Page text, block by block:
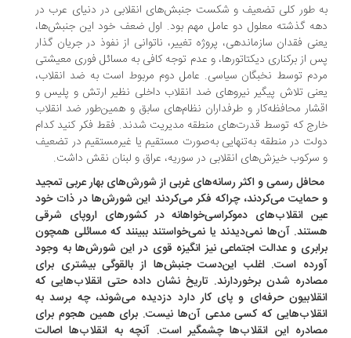
طور کلی تضعیف و شکست جنبش‌های انقلابی در دنیای عرب در
گذشته معلول دو عامل مهم بود. اول ضعف خود این جنبش‌ها،
فقدان سازماندهی، پروژه تغییر، ناتوانی از نفوذ در جریان گذار
از برکناری دیکتاتورها، و عدم توجه کافی به مسائل فوری معیشتی
توسط نخبگان سیاسی. عامل دوم مربوط است به ضد انقلاب،
تلاش پیگیر نیروهای ضد انقلاب داخلی نظیر ارتش و پلیس و
محافظه‌کار و طرفداران نظام‌های سابق و همین‌طور ضد انقلاب
که توسط قدرت‌های منطقه مدیریت شدند. فقط فکر کنید کدام
در منطقه به‌تنهایی به‌صورت مستقیم یا غیرمستقیم در تضعیف
خیزش‌های انقلابی در سوریه، عراق و لبنان نقش داشت.
رسمی و اکثر رسانه‌های غربی از شورش‌های بهار عربی تمجید
می‌کردند، چراکه فکر می‌کردند این شورش‌ها در ذات خود
انقلاب‌های دموکراسی‌خواهانه در کشورهای اروپای شرقی
آن‌ها نمی‌دیدند یا نمی‌خواستند ببینند که مسائلی همچون
و عدالت اجتماعی نیز انگیزه قوی در این شورش‌ها به وجود
است. اغلب این‌دست جنبش‌ها از بالقوگی بیشتری برای
‌شدن برخوردارند. تاریخ نشان داده حتی انقلاب‌هایی که
حرفه‌ای و پای کار دارد دزدیده می‌شوند، چه برسد به
که کسی مدعی آن‌ها نیست. برای همین هجوم برای
این انقلاب‌ها چشمگیر است. آنچه به انقلاب‌ها اصالت